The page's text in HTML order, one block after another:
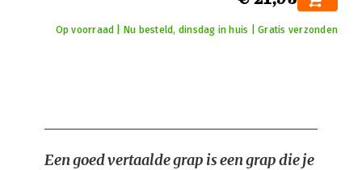
Op voorraad | Nu besteld, dinsdag in huis | Gratis verzonden
Een goed vertaalde grap is een grap die je